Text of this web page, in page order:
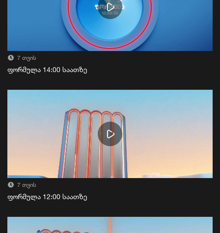
7 თვის
ფორმულა 14:00 საათზე
7 თვის
ფორმულა 12:00 საათზე